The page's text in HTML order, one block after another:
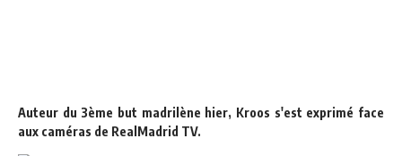
Auteur du 3ème but madrilène hier, Kroos s'est exprimé face
aux caméras de RealMadrid TV.